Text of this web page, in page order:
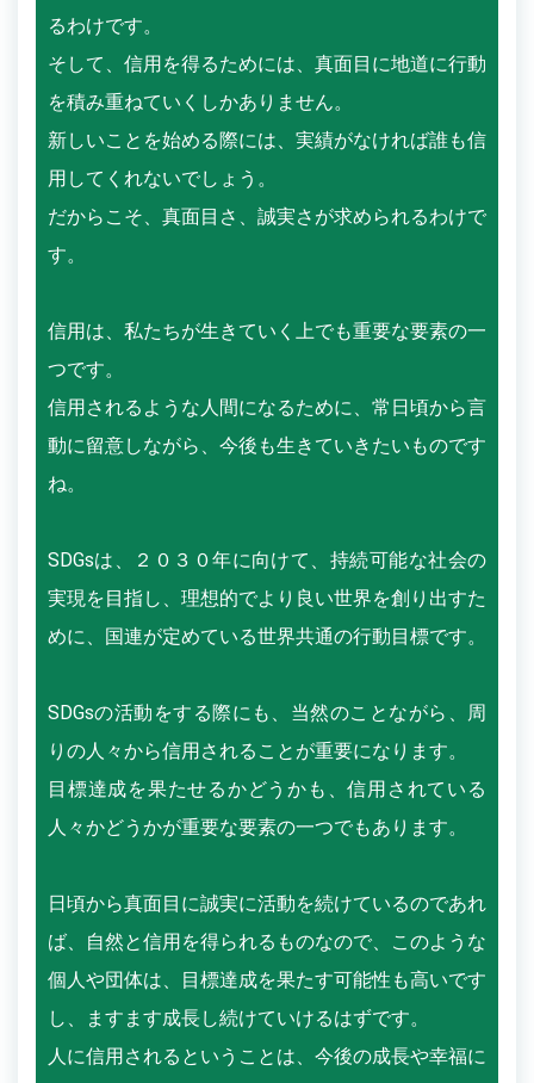
るわけです。
そして、信用を得るためには、真面目に地道に行動
を積み重ねていくしかありません。
新しいことを始める際には、実績がなければ誰も信
用してくれないでしょう。
だからこそ、真面目さ、誠実さが求められるわけで
す。
信用は、私たちが生きていく上でも重要な要素の一
つです。
信用されるような人間になるために、常日頃から言
動に留意しながら、今後も生きていきたいものです
ね。
SDGsは、２０３０年に向けて、持続可能な社会の
実現を目指し、理想的でより良い世界を創り出すた
めに、国連が定めている世界共通の行動目標です。
SDGsの活動をする際にも、当然のことながら、周
りの人々から信用されることが重要になります。
目標達成を果たせるかどうかも、信用されている
人々かどうかが重要な要素の一つでもあります。
日頃から真面目に誠実に活動を続けているのであれ
ば、自然と信用を得られるものなので、このような
個人や団体は、目標達成を果たす可能性も高いです
し、ますます成長し続けていけるはずです。
人に信用されるということは、今後の成長や幸福に